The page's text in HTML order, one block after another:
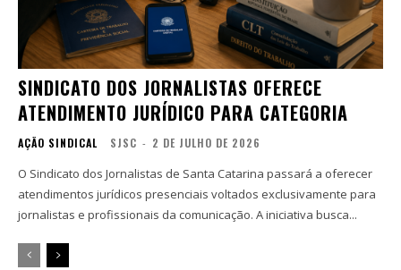
SINDICATO DOS JORNALISTAS OFERECE
ATENDIMENTO JURÍDICO PARA CATEGORIA
AÇÃO SINDICAL SJSC - 2 DE JULHO DE 2026
O Sindicato dos Jornalistas de Santa Catarina passará a oferecer
atendimentos jurídicos presenciais voltados exclusivamente para
jornalistas e profissionais da comunicação. A iniciativa busca...